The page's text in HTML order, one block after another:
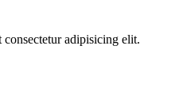
adipisicing elit.